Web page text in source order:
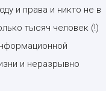
и права и никто не в
тысяч человек (!)
и неразрывно